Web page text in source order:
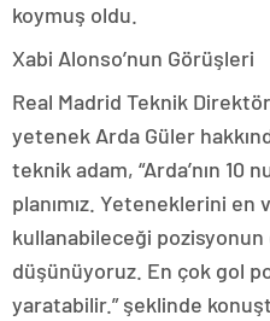
koymuş oldu.
Xabi Alonso’nun Görüşleri
Real Madrid Teknik
yetenek Arda Güler
teknik adam, “Arda’nın 10
planımız. Yeteneklerini en
kullanabileceği pozisyonun
düşünüyoruz. En çok gol
yaratabilir.” şeklinde